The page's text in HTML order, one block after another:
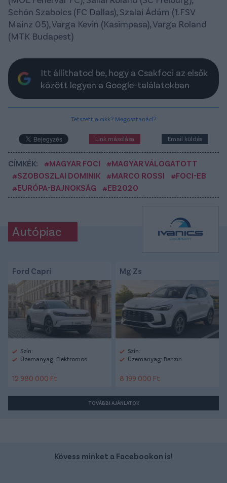
Schön Szabolcs (FC Dallas), Szalai Ádám (1.FSV
Mainz 05), Varga Kevin (Kasimpasa), Varga Roland
(MTK Budapest)
Itt állíthatod be, hogy a Csakfoci az elsők
között legyen a Google-találatokban
Tetszett a cikk? Megosztanád?
Link másolása Email küldés
CÍMKÉK: #MAGYAR FOCI
#MAGYAR VÁLOGATOTT
#SZOBOSZLAI DOMINIK
#MARCO ROSSI
#FOCI-EB
#EURÓPA-BAJNOKSÁG
#EB2020
Autópiac
Ford Capri
Szín:
Üzemanyag: Elektromos
12 980 000 Ft
Mg Zs
Szín:
Üzemanyag: Benzin
8 199 000 Ft
TOVÁBBI AJÁNLATOK
Kövess minket a Facebookon is!